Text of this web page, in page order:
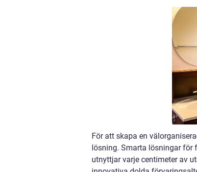
För att skapa en
lösning. Smarta lösningar
utnyttjar varje centimeter av